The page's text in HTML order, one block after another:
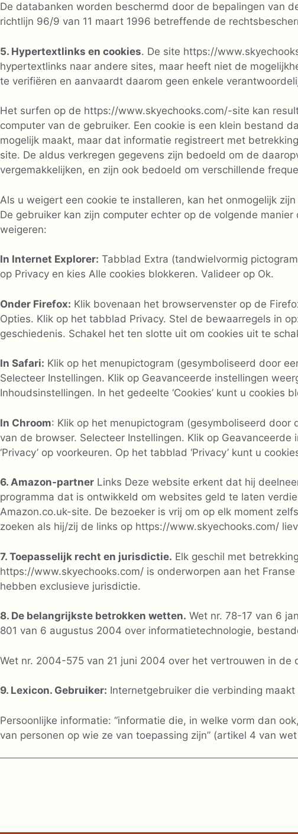
De databanken worden beschermd door de bepalingen van
richtlijn 96/9 van 11 maart 1996 betreffende de
5. Hypertextlinks en cookies. De site https://
hypertextlinks naar andere sites, maar heeft niet de
te verifiëren en aanvaardt daarom geen enkele
Het surfen op de https://www.skyechooks.com/-site kan
computer van de gebruiker. Een cookie is een klein bestand
mogelijk maakt, maar dat informatie registreert met
site. De aldus verkregen gegevens zijn bedoeld om de
vergemakkelijken, en zijn ook bedoeld om verschillende
Als u weigert een cookie te installeren, kan het onmogelijk
De gebruiker kan zijn computer echter op de volgende
weigeren:
In Internet Explorer: Tabblad Extra (tandwielvormig
op Privacy en kies Alle cookies blokkeren. Valideer op Ok.
Onder Firefox: Klik bovenaan het browservenster op de
Opties. Klik op het tabblad Privacy. Stel de bewaarregels in
geschiedenis. Schakel het ten slotte uit om cookies uit te
In Safari: Klik op het menupictogram (gesymboliseerd door
Selecteer Instellingen. Klik op Geavanceerde instellingen
Inhoudsinstellingen. In het gedeelte ‘Cookies’ kunt u cookies
In Chroom: Klik op het menupictogram (gesymboliseerd
van de browser. Selecteer Instellingen. Klik op
‘Privacy’ op voorkeuren. Op het tabblad ‘Privacy’ kunt u
6. Amazon-partner Links Deze website erkent dat hij
programma dat is ontwikkeld om websites geld te laten
Amazon.co.uk-site. De bezoeker is vrij om op elk moment
zoeken als hij/zij de links op https://www.skyechooks.com/
7. Toepasselijk recht en jurisdictie. Elk geschil met
https://www.skyechooks.com/ is onderworpen aan het
hebben exclusieve jurisdictie.
8. De belangrijkste betrokken wetten. Wet nr. 78-17 van 6
801 van 6 augustus 2004 over informatietechnologie,
Wet nr. 2004-575 van 21 juni 2004 over het vertrouwen in de
9. Lexicon. Gebruiker: Internetgebruiker die verbinding
Persoonlijke informatie: “informatie die, in welke vorm dan
van personen op wie ze van toepassing zijn” (artikel 4 van